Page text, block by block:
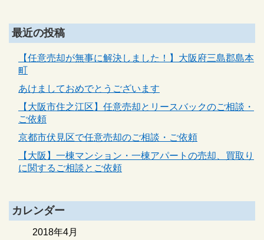
最近の投稿
【任意売却が無事に解決しました！】大阪府三島郡島本
町
あけましておめでとうございます
【大阪市住之江区】任意売却とリースバックのご相談・
ご依頼
京都市伏見区で任意売却のご相談・ご依頼
【大阪】一棟マンション・一棟アパートの売却、買取り
に関するご相談とご依頼
カレンダー
2018年4月